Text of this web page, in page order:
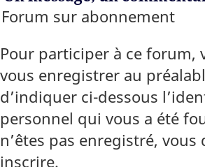
Forum sur abonnement
Pour participer à ce forum,
vous enregistrer au
d’indiquer ci-dessous
personnel qui vous a été
n’êtes pas enregistré, vous
inscrire.